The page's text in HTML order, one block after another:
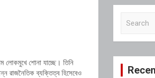
লোকমুখে শোনা যাচ্ছে। তিনি
রাজনৈতিক ব্যক্তিত্ব হিসেবেও
c